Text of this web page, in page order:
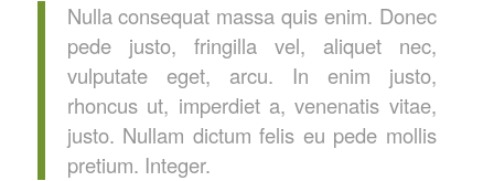
Nulla consequat massa quis enim. Donec
pede justo, fringilla vel, aliquet nec,
vulputate eget, arcu. In enim justo,
rhoncus ut, imperdiet a, venenatis vitae,
justo. Nullam dictum felis eu pede mollis
pretium. Integer.